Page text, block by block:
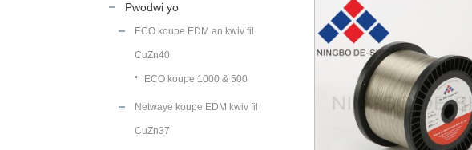
Pwodwi yo
ECO koupe EDM an kwiv fil
CuZn40
ECO koupe 1000 & 500
Netwaye koupe EDM kwiv fil
CuZn37